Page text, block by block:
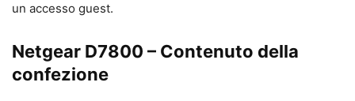
un accesso guest.
Netgear D7800 – Contenuto della
confezione